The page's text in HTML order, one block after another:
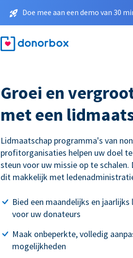
Doe mee aan een demo van 30
Groei en
met een
Lidmaatschap programma's van
profitorganisaties helpen uw doel
steun voor uw missie op te
dit makkelijk met
Bied een maandelijks en
voor uw donateurs
Maak onbeperkte, volledig
mogelijkheden